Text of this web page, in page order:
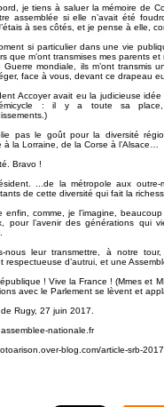
je tiens à saluer la mémoire de
assemblée si elle n’avait été
à ses côtés, et je pense à elle,
si particulier dans une vie
que m’ont transmises mes parents
Guerre mondiale, ils m’ont transmis
face à vous, devant ce drapeau
Accoyer avait eu la judicieuse
: il y a toute sa place,
pas le goût pour la diversité
à la Lorraine, de la Corse à l’Alsace…
Bravo !
...de la métropole aux outre-
de cette diversité qui fait la
enfin, comme, je l’imagine,
pour l’avenir des générations qui
nous leur transmettre, à notre
respectueuse d’autrui, et une
! Vive la France ! (Mmes et
avec le Parlement se lèvent et
Rugy, 27 juin 2017.
nationale.fr
blog.com/article-srb-